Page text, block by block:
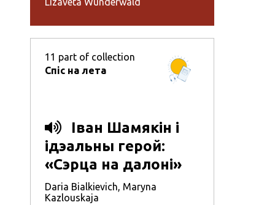
11 part of collection
Спіс на лета
Іван Шамякін і
ідэальны герой:
«Сэрца на далоні»
Daria Bialkievich, Maryna
Kazlouskaja